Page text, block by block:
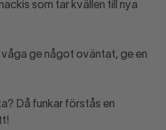
som tar kvällen till nya
våga ge något oväntat, ge en
Då funkar förstås en